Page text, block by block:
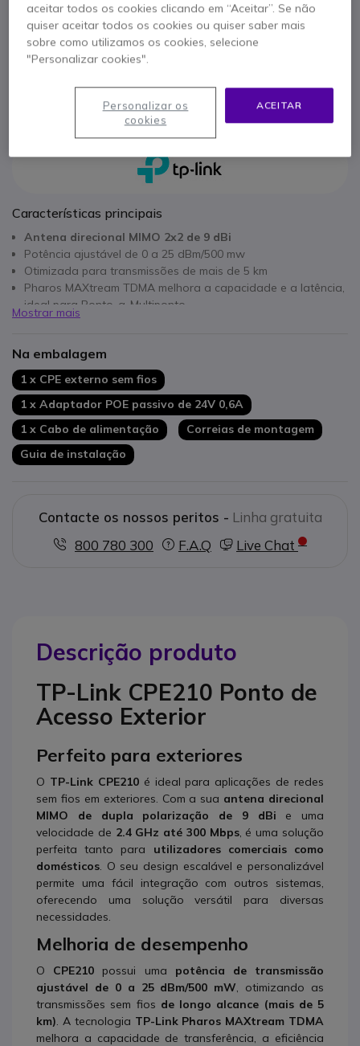
Esgotado
52 produtos em stock plataforma
Entrega:5-7 dias
2 anos de garantia do fabricante
Características principais
Antena direcional MIMO 2x2 de 9 dBi
Potência ajustável de 0 a 25 dBm/500 mw
Otimizada para transmissões de mais de 5 km
Pharos MAXtream TDMA melhora a capacidade e a latência,
ideal para Ponto-a-Multiponto
Gestão centralizada com o Pharos Control
Adaptador PoE passivo suporta até 60 m e permite o reinício
remoto
Mostrar mais
Na embalagem
1 x CPE externo sem fios
1 x Adaptador POE passivo de 24V 0,6A
1 x Cabo de alimentação
Correias de montagem
Guia de instalação
Contacte os nossos peritos - Linha gratuita
800 780 300
F.A.Q Live Chat
Descrição produto
TP-Link CPE210 Ponto de
Acesso Exterior
Perfeito para exteriores
O TP-Link CPE210é ideal para aplicações de redes
sem fios em exteriores. Com a sua antena direcional
MIMO de dupla polarização de 9 dBi e uma
velocidade de 2.4 GHz até 300 Mbps, é uma solução
perfeita tanto para utilizadores comerciais como
domésticos . O seu design escalável e personalizável
permite uma fácil integração com outros sistemas,
oferecendo uma solução versátil para diversas
necessidades.
Melhoria de desempenho
O CPE210 possui uma potência de transmissão
ajustável de 0 a 25 dBm/500 mW , otimizando as
transmissões sem fios de longo alcance (mais de 5
km) . A tecnologia TP-Link Pharos MAXtream TDMA
melhora a capacidade de transferência, a eficiência
aceitar todos os cookies clicando em “Aceitar”. Se não
quiser aceitar todos os cookies ou quiser saber mais
sobre como utilizamos os cookies, selecione
"Personalizar cookies".
ACEITAR
Personalizar os
cookies